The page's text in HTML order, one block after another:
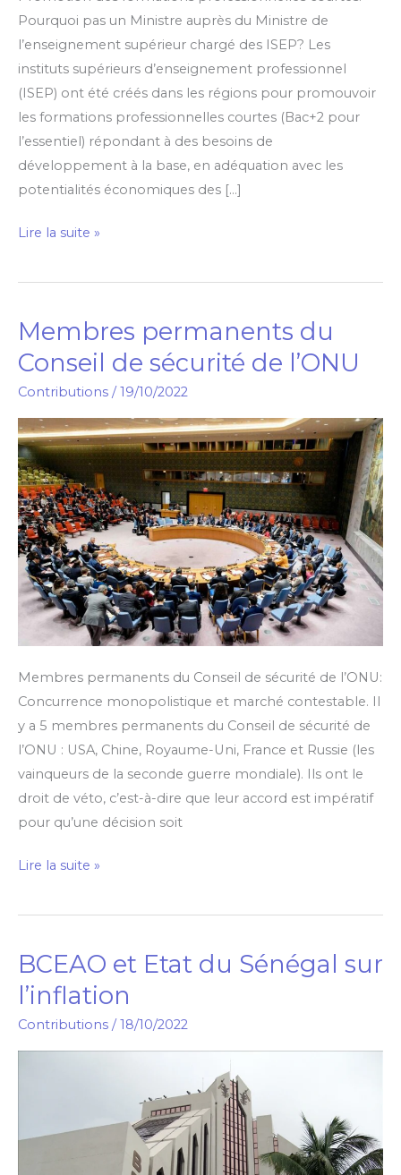
Pourquoi pas un Ministre auprès du Ministre de
l’enseignement supérieur chargé des ISEP? Les
instituts supérieurs d’enseignement professionnel
(ISEP) ont été créés dans les régions pour promouvoir
les formations professionnelles courtes (Bac+2 pour
l’essentiel) répondant à des besoins de
développement à la base, en adéquation avec les
potentialités économiques des […]
Lire la suite »
Membres permanents du
Conseil de sécurité de l’ONU
Contributions /19/10/2022
Membres permanents du Conseil de sécurité de l’ONU:
Concurrence monopolistique et marché contestable. Il
y a 5 membres permanents du Conseil de sécurité de
l’ONU : USA, Chine, Royaume-Uni, France et Russie (les
vainqueurs de la seconde guerre mondiale). Ils ont le
droit de véto, c’est-à-dire que leur accord est impératif
pour qu’une décision soit
Membres
permanents
du
Conseil
de
sécurité
de
l’ONU
Lire la suite »
BCEAO et Etat du Sénégal sur
l’inflation
Contributions /18/10/2022
BCEAO
et
Etat
du
Sénégal